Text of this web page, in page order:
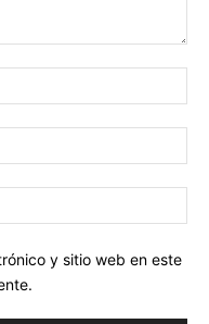
y sitio web en este